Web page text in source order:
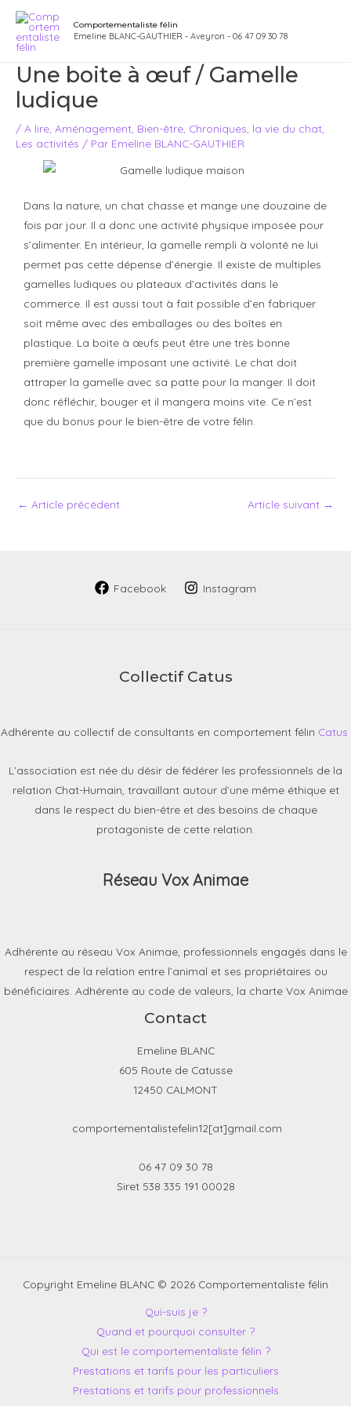
Aller
contenu
Comportementaliste félin
Emeline BLANC-GAUTHIER - Aveyron - 06 47 09 30 78
Une boite à œuf / Gamelle
ludique
/ A lire Aménagement Bien-être Chroniques la vie du chat
Les activités / Par Emeline BLANC-GAUTHIER
Dans la nature, un chat chasse et mange une douzaine de
fois par jour. Il a donc une activité physique imposée pour
s’alimenter. En intérieur, la gamelle rempli à volonté ne lui
permet pas cette dépense d’énergie. Il existe de multiples
gamelles ludiques ou plateaux d’activités dans le
commerce. Il est aussi tout à fait possible d’en fabriquer
soit même avec des emballages ou des boîtes en
plastique. La boite à œufs peut être une très bonne
première gamelle imposant une activité. Le chat doit
attraper la gamelle avec sa patte pour la manger. Il doit
donc réfléchir, bouger et il mangera moins vite. Ce n’est
que du bonus pour le bien-être de votre félin.
Navigation
des
articles
← Article précédent Article suivant →
Facebook Instagram
Collectif Catus
Adhérente au collectif de consultants en comportement félin Catus
L’association est née du désir de fédérer les professionnels de la
relation Chat-Humain, travaillant autour d’une même éthique et
dans le respect du bien-être et des besoins de chaque
protagoniste de cette relation.
Réseau Vox Animae
Adhérente au réseau Vox Animae, professionnels engagés dans le
respect de la relation entre l’animal et ses propriétaires ou
bénéficiaires. Adhérente au code de valeurs, la charte Vox Animae
Contact
Emeline BLANC
605 Route de Catusse
12450 CALMONT
comportementalistefelin12[at]gmail.com
06 47 09 30 78
Siret 538 335 191 00028
Copyright Emeline BLANC © 2026 Comportementaliste félin
Qui-suis je ?
Quand et pourquoi consulter ?
Qui est le comportementaliste félin ?
Prestations et tarifs pour les particuliers
Prestations et tarifs pour professionnels